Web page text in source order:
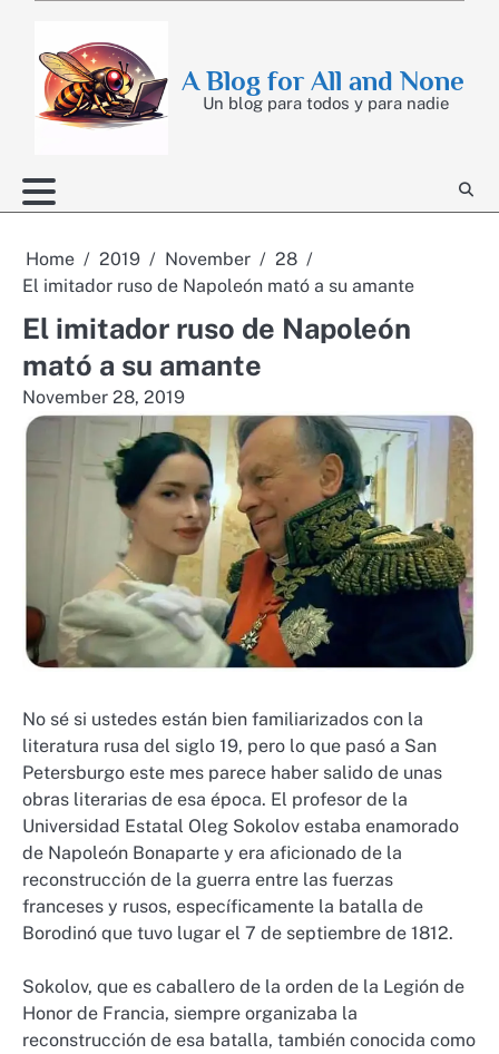
content
A Blog for All and None
Un blog para todos y para nadie
Home 2019 November
28
El imitador ruso de Napoleón mató a su amante
El imitador ruso de Napoleón
mató a su amante
November 28, 2019
No sé si ustedes están bien familiarizados con la
literatura rusa del siglo 19, pero lo que pasó a San
Petersburgo este mes parece haber salido de unas
obras literarias de esa época. El profesor de la
Universidad Estatal Oleg Sokolov estaba enamorado
de Napoleón Bonaparte y era aficionado de la
reconstrucción de la guerra entre las fuerzas
franceses y rusos, específicamente la batalla de
Borodinó que tuvo lugar el 7 de septiembre de 1812.
Sokolov, que es caballero de la orden de la Legión de
Honor de Francia, siempre organizaba la
reconstrucción de esa batalla, también conocida como